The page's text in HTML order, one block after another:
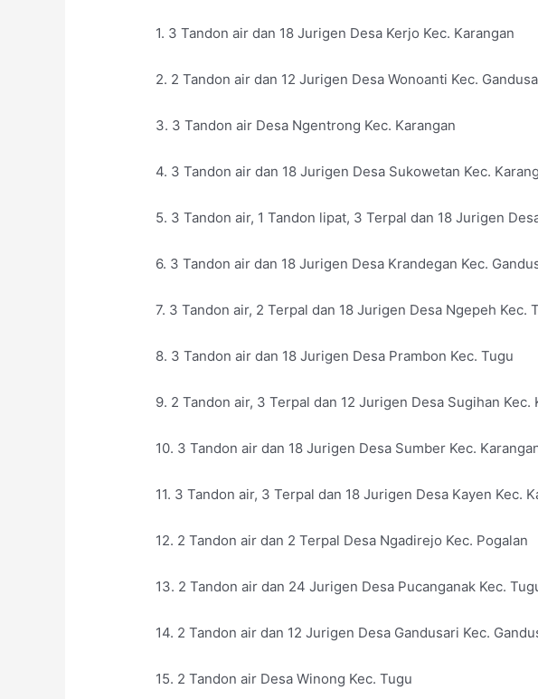
1. 3 Tandon air dan 18 Jurigen Desa Kerjo Kec. Karangan
2. 2 Tandon air dan 12 Jurigen Desa Wonoanti Kec.
3. 3 Tandon air Desa Ngentrong Kec. Karangan
4. 3 Tandon air dan 18 Jurigen Desa Sukowetan Kec.
5. 3Tandon air, 1 Tandon lipat, 3 Terpal dan 18 Jurigen
6. 3 Tandon air dan 18 Jurigen Desa Krandegan Kec.
7. 3 Tandon air, 2 Terpal dan 18 Jurigen Desa Ngepeh Kec.
8. 3 Tandon air dan 18 Jurigen Desa Prambon Kec. Tugu
9. 2 Tandon air, 3 Terpal dan 12 Jurigen Desa Sugihan Kec.
10. 3 Tandon air dan 18 Jurigen Desa Sumber Kec.
11. 3 Tandon air, 3 Terpal dan 18 Jurigen Desa Kayen Kec.
12. 2 Tandon air dan 2 Terpal Desa Ngadirejo Kec. Pogalan
13. 2 Tandon air dan 24 Jurigen Desa Pucanganak Kec.
14. 2 Tandon air dan 12 Jurigen Desa Gandusari Kec.
15. 2 Tandon air Desa Winong Kec. Tugu